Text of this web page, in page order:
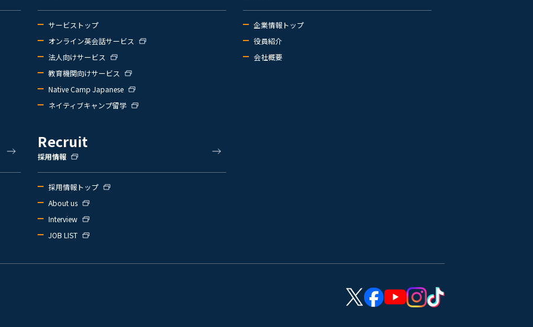
サービストップ
オンライン英会話サービス
法人向けサービス
教育機関向けサービス
Native Camp Japanese
ネイティブキャンプ留学
企業情報トップ
役員紹介
会社概要
Recruit
採用情報
採用情報トップ
About us
Interview
JOB LIST